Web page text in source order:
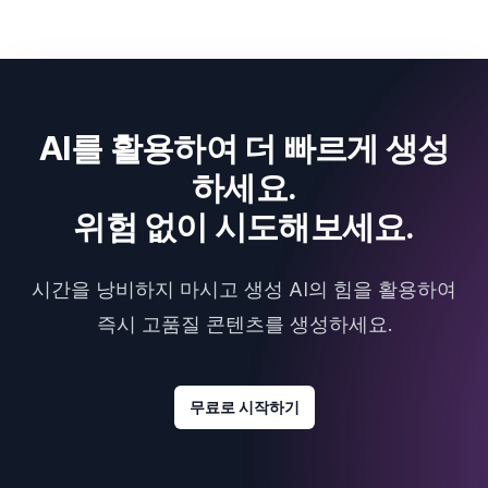
AI를 활용하여 더 빠르게 생성
하세요.
위험 없이 시도해보세요.
시간을 낭비하지 마시고 생성 AI의 힘을 활용하여
즉시 고품질 콘텐츠를 생성하세요.
무료로 시작하기